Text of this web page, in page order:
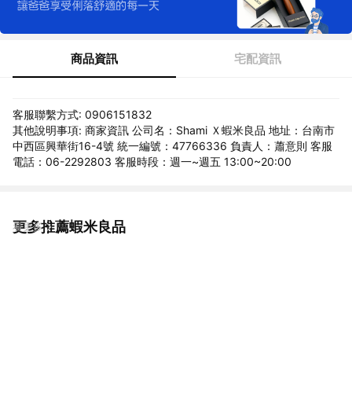
商品資訊 宅配資訊
客服聯繫方式: 0906151832
其他說明事項: 商家資訊 公司名：Shami Ｘ蝦米良品 地址：台南市
中西區興華街16-4號 統一編號：47766336 負責人：蕭意則 客服
電話：06-2292803 客服時段：週一~週五 13:00~20:00
更多推薦蝦米良品
看更多